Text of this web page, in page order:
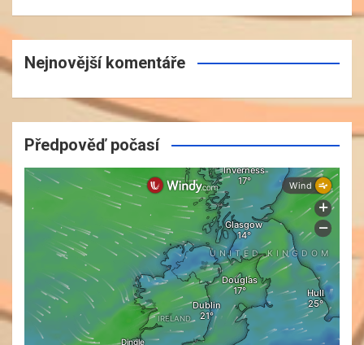
Nejnovější komentáře
Předpověď počasí